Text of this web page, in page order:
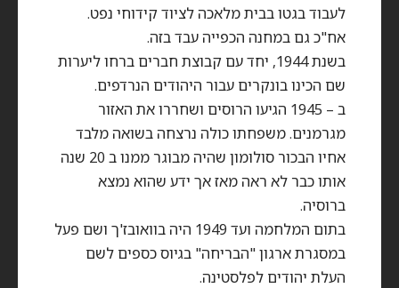
לעבוד בגטו בבית מלאכה לציוד קידוחי נפט.
אח"כ גם במחנה הכפייה עבד בזה.
בשנת 1944, יחד עם קבוצת חברים ברחו ליערות
שם הכינו בונקרים עבור היהודים הנרדפים.
ב – 1945 הגיעו הרוסים ושחררו את האזור
מגרמנים. משפחתו כולה נרצחה בשואה מלבד
אחיו הבכור סולומון שהיה מבוגר ממנו ב 20 שנה
אותו כבר לא ראה מאז אך ידע שהוא נמצא
ברוסיה.
בתום המלחמה ועד 1949 היה בוואובז'ך ושם פעל
במסגרת ארגון "הבריחה" בגיוס כספים לשם
העלת יהודים לפלסטינה.